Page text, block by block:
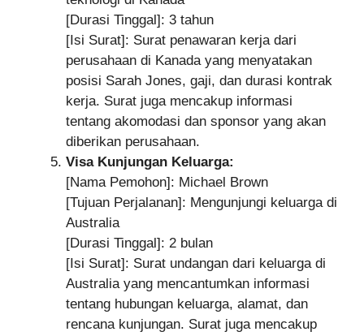
[Durasi Tinggal]: 3 tahun
[Isi Surat]: Surat penawaran kerja dari
perusahaan di Kanada yang menyatakan
posisi Sarah Jones, gaji, dan durasi kontrak
kerja. Surat juga mencakup informasi
tentang akomodasi dan sponsor yang akan
diberikan perusahaan.
Visa Kunjungan Keluarga:
[Nama Pemohon]: Michael Brown
[Tujuan Perjalanan]: Mengunjungi keluarga di
Australia
[Durasi Tinggal]: 2 bulan
[Isi Surat]: Surat undangan dari keluarga di
Australia yang mencantumkan informasi
tentang hubungan keluarga, alamat, dan
rencana kunjungan. Surat juga mencakup